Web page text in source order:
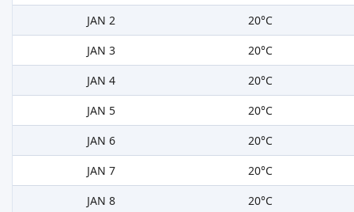
JAN 2
20°C
JAN 3
20°C
JAN 4
20°C
JAN 5
20°C
JAN 6
20°C
JAN 7
20°C
JAN 8
20°C